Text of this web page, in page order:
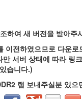
하여 새 버전을 받아주
이전하였으므로 다운로
서버 상태에 따라 링
습니다.)
램 보내주실분 있으